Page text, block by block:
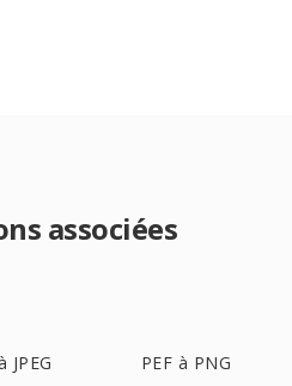
associées
JPEG PEF à PNG